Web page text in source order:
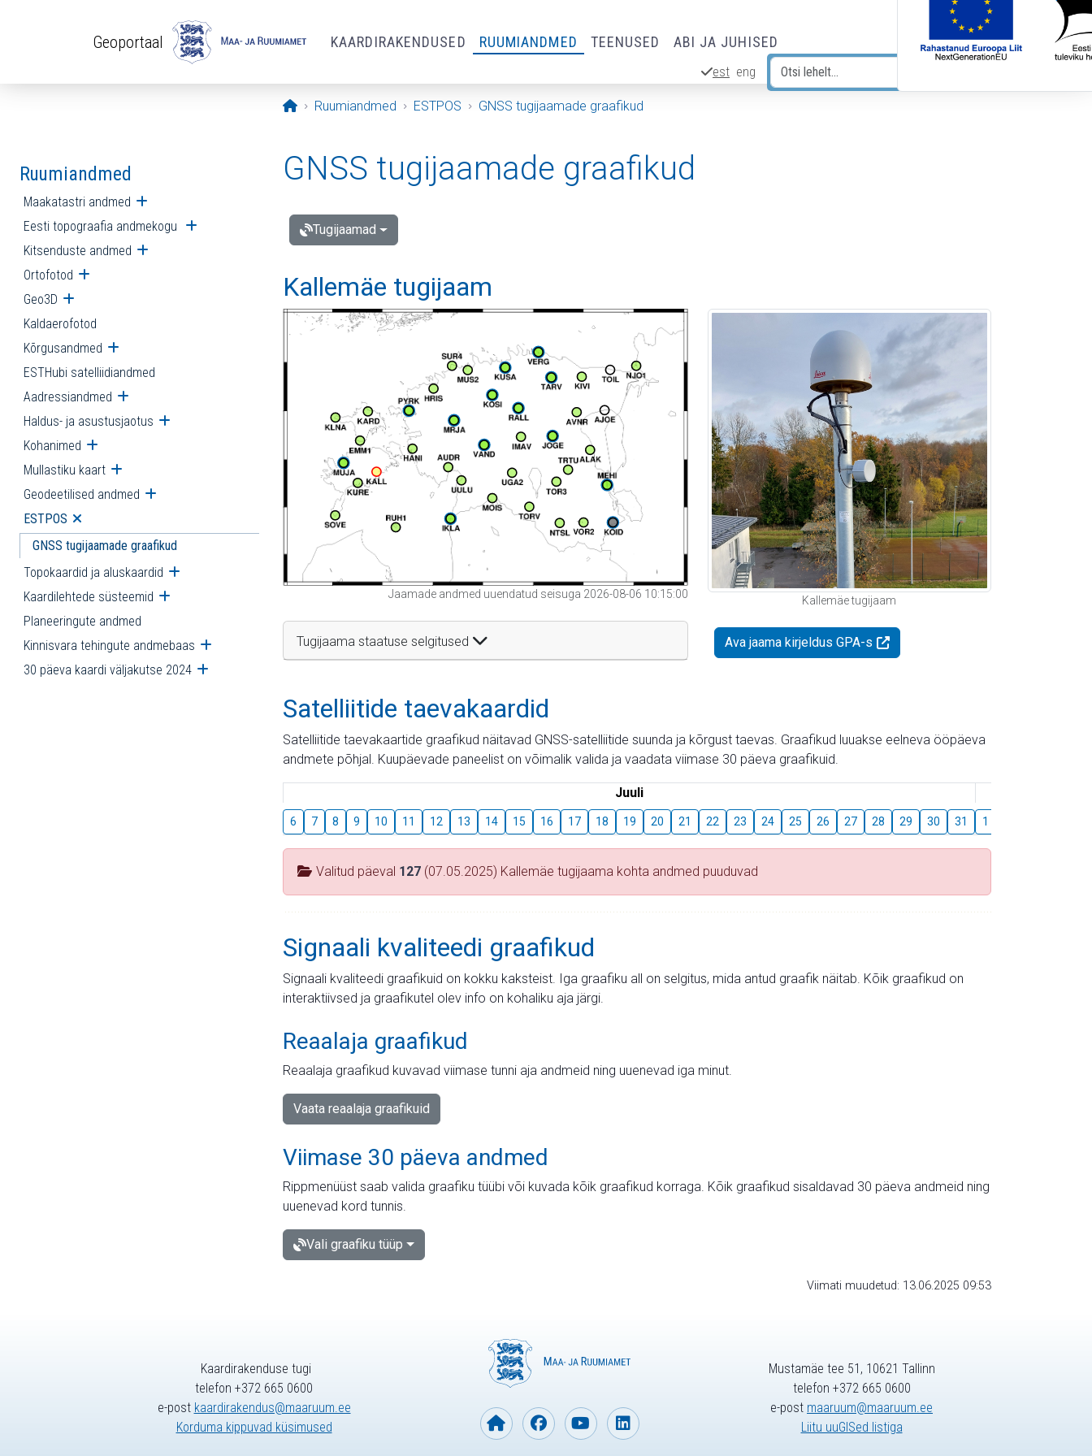
Geoportaal KAARDIRAKENDUSED RUUMIANDMED TEENUSED ABI JA JUHISED
est eng
Avaleht
Ruumiandmed ESTPOS GNSS tugijaamade graafikud
Ruumiandmed
Maakatastri andmed Ava alammenüü
Eesti topograafia andmekogu Ava alammenüü
Kitsenduste andmed Ava alammenüü
Ortofotod Ava alammenüü
Geo3D Ava alammenüü
Kaldaerofotod
Kõrgusandmed Ava alammenüü
ESTHubi satelliidiandmed
Aadressiandmed Ava alammenüü
Haldus- ja asustusjaotus Ava alammenüü
Kohanimed Ava alammenüü
Mullastiku kaart Ava alammenüü
Geodeetilised andmed Ava alammenüü
ESTPOS Ava alammenüü
GNSS tugijaamade graafikud
Topokaardid ja aluskaardid Ava alammenüü
Kaardilehtede süsteemid Ava alammenüü
Planeeringute andmed
Kinnisvara tehingute andmebaas Ava alammenüü
30 päeva kaardi väljakutse 2024 Ava alammenüü
GNSS tugijaamade graafikud
Tugijaamad
Kallemäe tugijaam
Jaamade andmed uuendatud seisuga 2026-08-06 10:15:00
Tugijaama staatuse selgitused
Kallemäe tugijaam
Ava jaama kirjeldus GPA-s
Satelliitide taevakaardid
Satelliitide taevakaartide graafikud näitavad GNSS-satelliitide suunda ja kõrgust taevas. Graafikud luuakse eelneva ööpäeva
andmete põhjal. Kuupäevade paneelist on võimalik valida ja vaadata viimase 30 päeva graafikuid.
Juuli
6 7 8 9 10 11 12 13 14 15 16 17 18 19 20 21 22 23 24 25 26 27 28 29 30 31 1
Valitud päeval 127 (07.05.2025) Kallemäe tugijaama kohta andmed puuduvad
Signaali kvaliteedi graafikud
Signaali kvaliteedi graafikuid on kokku kaksteist. Iga graafiku all on selgitus, mida antud graafik näitab. Kõik graafikud on
interaktiivsed ja graafikutel olev info on kohaliku aja järgi.
Reaalaja graafikud
Reaalaja graafikud kuvavad viimase tunni aja andmeid ning uuenevad iga minut.
Vaata reaalaja graafikuid
Viimase 30 päeva andmed
Rippmenüüst saab valida graafiku tüübi või kuvada kõik graafikud korraga. Kõik graafikud sisaldavad 30 päeva andmeid ning
uuenevad kord tunnis.
Vali graafiku tüüp
Viimati muudetud: 13.06.2025 09:53
Kaardirakenduse tugi
telefon +372 665 0600
e-post kaardirakendus@maaruum.ee
Korduma kippuvad küsimused
Mustamäe tee 51, 10621 Tallinn
telefon +372 665 0600
e-post maaruum@maaruum.ee
Liitu uuGISed listiga